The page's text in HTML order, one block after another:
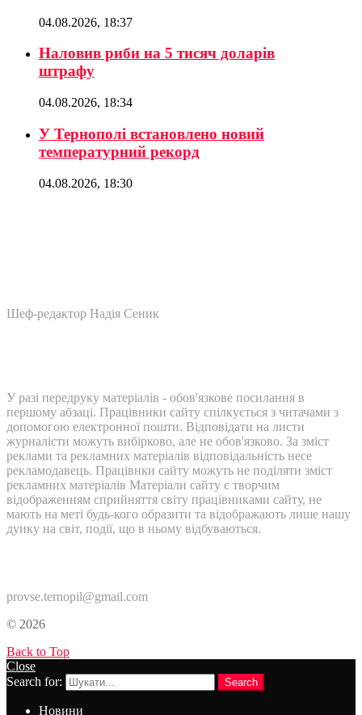
04.08.2026, 18:37
Наловив риби на 5 тисяч доларів
штрафу
04.08.2026, 18:34
У Тернополі встановлено новий
температурний рекорд
04.08.2026, 18:30
Шеф-редактор Надія Сеник
У разі передруку матеріалів - обов'язкове посилання в
першому абзаці. Працівники сайту спілкується з читачами з
допомогою електронної пошти. Відповідати на листи
журналісти можуть вибірково, але не обов'язково. За зміст
реклами та рекламних матеріалів відповідальність несе
рекламодавець. Працівнки сайту можуть не поділяти зміст
рекламних матеріалів Матеріали сайту є творчим
відображенням сприйняття світу працівниками сайту, не
мають на меті будь-кого образити та відображають лише нашу
дуику на світ, події, що в ньому відбуваються.
provse.ternopil@gmail.com
© 2026
Back to Top
Close
Search for:
Search
Новини